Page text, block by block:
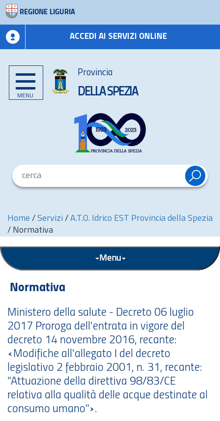
REGIONE LIGURIA
ACCEDI AI SERVIZI ONLINE
MENU
Provincia
DELLA SPEZIA
Home / Servizi / A.T.O. Idrico EST Provincia della Spezia
/ Normativa
Menu
Normativa
Ministero della salute - Decreto 06 luglio
2017 Proroga dell'entrata in vigore del
decreto 14 novembre 2016, recante:
«Modifiche all'allegato I del decreto
legislativo 2 febbraio 2001, n. 31, recante:
"Attuazione della direttiva 98/83/CE
relativa alla qualità delle acque destinate al
consumo umano"».